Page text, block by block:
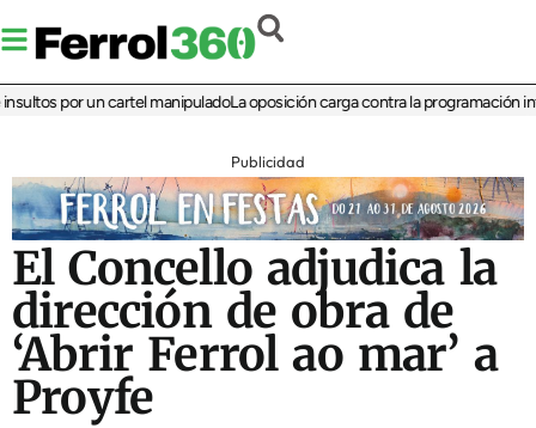
por un cartel manipuladoLa oposición carga contra la programación
Publicidad
El Concello adjudica la
dirección de obra de
‘Abrir Ferrol ao mar’ a
Proyfe